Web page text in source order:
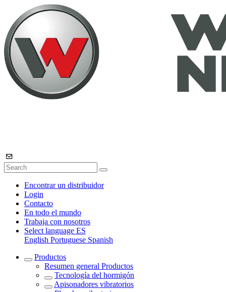
Encontrar un distribuidor
Login
Contacto
En todo el mundo
Trabaja con nosotros
Select language ES
English Portuguese Spanish
Productos
Resumen general Productos
Tecnología del hormigón
Apisonadores vibratorios